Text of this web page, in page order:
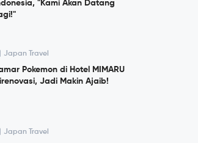
"Kami Akan Datang
Japan Travel
Pokemon di Hotel MIMARU
Jadi Makin Ajaib!
Japan Travel